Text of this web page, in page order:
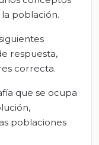
población.
respuesta,
correcta.
que se ocupa
poblaciones